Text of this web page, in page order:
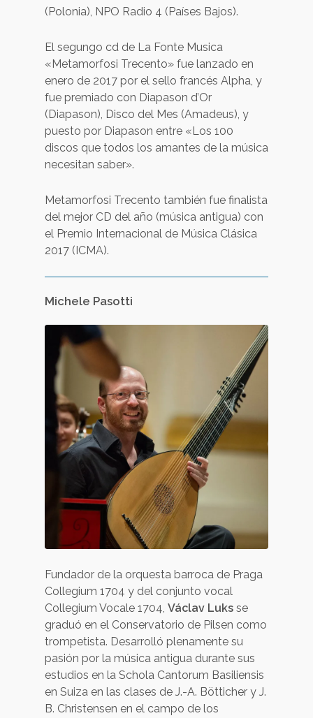
(Polonia), NPO Radio 4 (Países Bajos).
El segungo cd de La Fonte Musica
«Metamorfosi Trecento» fue lanzado en
enero de 2017 por el sello francés Alpha, y
fue premiado con Diapason d’Or
(Diapason), Disco del Mes (Amadeus), y
puesto por Diapason entre «Los 100
discos que todos los amantes de la música
necesitan saber».
Metamorfosi Trecento también fue finalista
del mejor CD del año (música antigua) con
el Premio Internacional de Música Clásica
2017 (ICMA).
Michele Pasotti
Fundador de la orquesta barroca de Praga
Collegium 1704 y del conjunto vocal
Collegium Vocale 1704, Václav Luks se
graduó en el Conservatorio de Pilsen como
trompetista. Desarrolló plenamente su
pasión por la música antigua durante sus
estudios en la Schola Cantorum Basiliensis
en Suiza en las clases de J.-A. Bötticher y J.
B. Christensen en el campo de los